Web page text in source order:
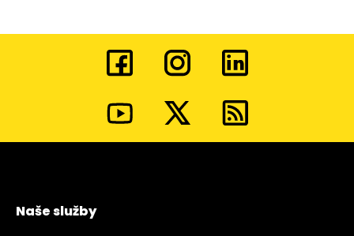
Naše služby